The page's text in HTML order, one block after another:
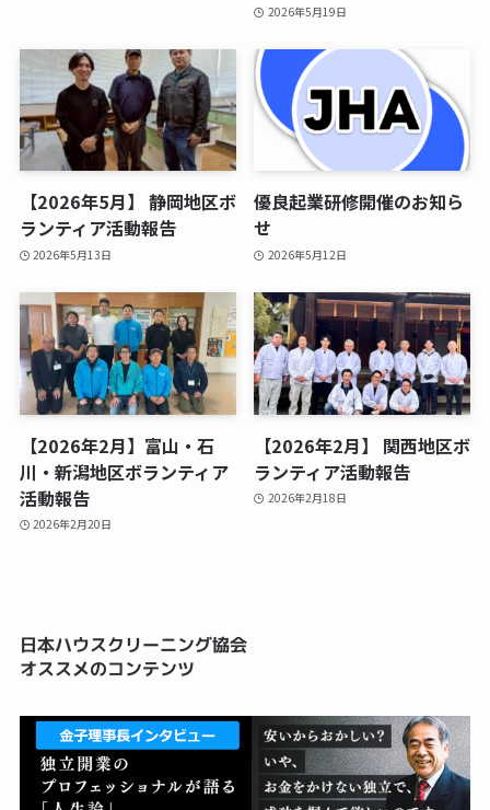
2026年5月19日
【2026年5月】 静岡地区ボ
ランティア活動報告
2026年5月13日
優良起業研修開催のお知ら
せ
2026年5月12日
【2026年2月】富山・石
川・新潟地区ボランティア
活動報告
2026年2月20日
【2026年2月】 関西地区ボ
ランティア活動報告
2026年2月18日
日本ハウスクリーニング協会
オススメのコンテンツ